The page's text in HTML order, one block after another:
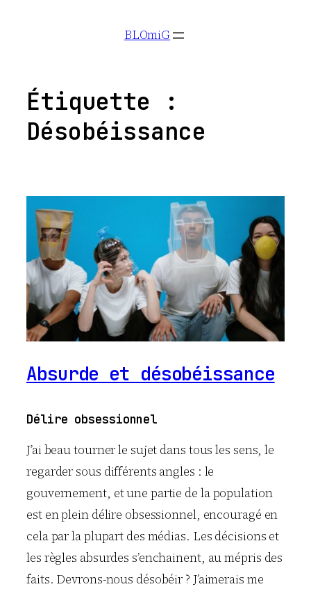
BLOmiG
Étiquette :
Désobéissance
Absurde et désobéissance
Délire obsessionnel
J’ai beau tourner le sujet dans tous les sens, le
regarder sous différents angles : le
gouvernement, et une partie de la population
est en plein délire obsessionnel, encouragé en
cela par la plupart des médias. Les décisions et
les règles absurdes s’enchainent, au mépris des
faits. Devrons-nous désobéir ? J’aimerais me